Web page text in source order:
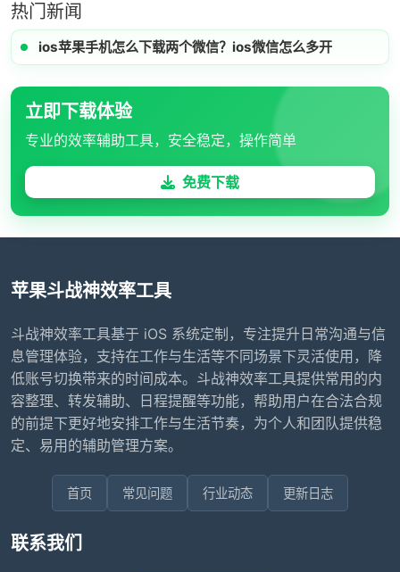
热门新闻
ios苹果手机怎么下载两个微信？ios微信怎么多开
立即下载体验
专业的效率辅助工具，安全稳定，操作简单
免费下载
苹果斗战神效率工具
斗战神效率工具基于 iOS 系统定制，专注提升日常沟通与信
息管理体验，支持在工作与生活等不同场景下灵活使用，降
低账号切换带来的时间成本。斗战神效率工具提供常用的内
容整理、转发辅助、日程提醒等功能，帮助用户在合法合规
的前提下更好地安排工作与生活节奏，为个人和团队提供稳
定、易用的辅助管理方案。
首页 常见问题 行业动态 更新日志
联系我们